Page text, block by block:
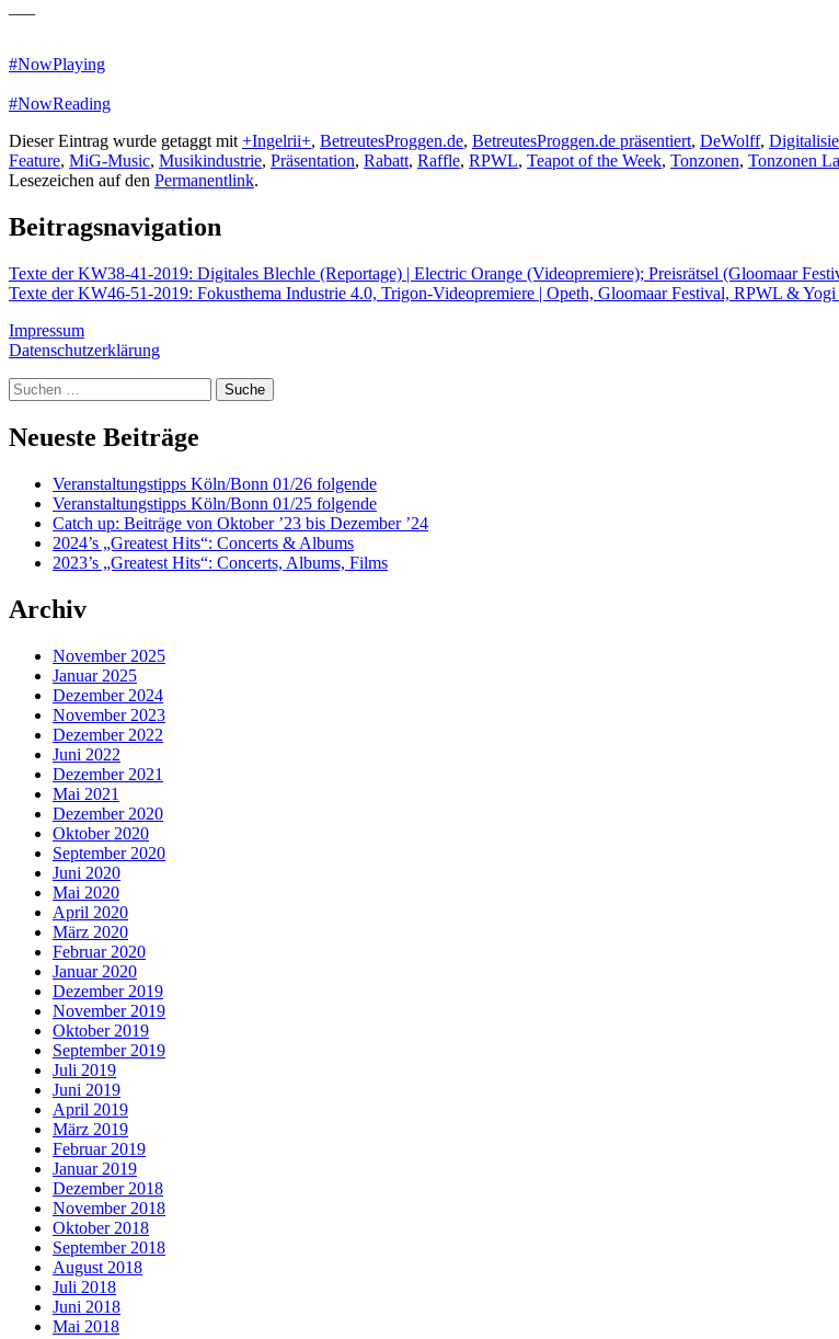
#NowPlaying
#NowReading
Dieser Eintrag wurde getaggt mit +Ingelrii+, BetreutesProggen.de, BetreutesProggen.de präsentiert, DeWolff,
Feature, MiG-Music, Musikindustrie, Präsentation, Rabatt, Raffle, RPWL, Teapot of the Week, Tonzonen, Tonzonen
Lesezeichen auf den Permanentlink.
Beitragsnavigation
Texte der KW38-41-2019: Digitales Blechle (Reportage) | Electric Orange (Videopremiere); Preisrätsel (Gloomaar
Texte der KW46-51-2019: Fokusthema Industrie 4.0, Trigon-Videopremiere | Opeth, Gloomaar Festival, RPWL &
Impressum
Datenschutzerklärung
Suche
Neueste Beiträge
Veranstaltungstipps Köln/Bonn 01/26 folgende
Veranstaltungstipps Köln/Bonn 01/25 folgende
Catch up: Beiträge von Oktober ’23 bis Dezember ’24
2024’s „Greatest Hits“: Concerts & Albums
2023’s „Greatest Hits“: Concerts, Albums, Films
Archiv
November 2025
Januar 2025
Dezember 2024
November 2023
Dezember 2022
Juni 2022
Dezember 2021
Mai 2021
Dezember 2020
Oktober 2020
September 2020
Juni 2020
Mai 2020
April 2020
März 2020
Februar 2020
Januar 2020
Dezember 2019
November 2019
Oktober 2019
September 2019
Juli 2019
Juni 2019
April 2019
März 2019
Februar 2019
Januar 2019
Dezember 2018
November 2018
Oktober 2018
September 2018
August 2018
Juli 2018
Juni 2018
Mai 2018